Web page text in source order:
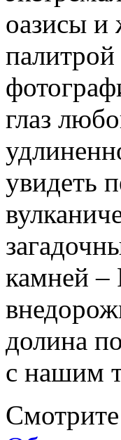
оазисы и
глаз
увидеть
камней –
долина
с нашим